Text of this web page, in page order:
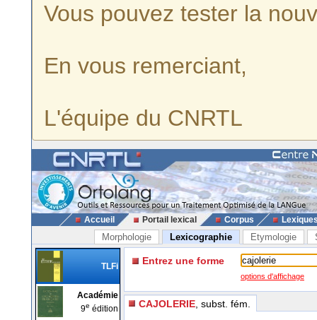
Vous pouvez tester la
En vous remerciant,
L'équipe du CNRTL
Accueil Portail lexical Corpus
Morphologie Lexicographie Etymologie
TLFi
Académie
9e édition
Entrez une forme
options d'affichage
CAJOLERIE , subst. fém.